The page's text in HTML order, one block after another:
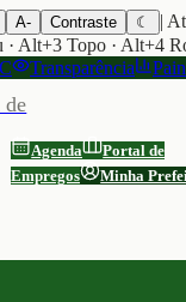
A- Contraste ☾
|
Alt+3 Topo · Alt+4
Transparência
de
Agenda
Portal de
Empregos
Minha